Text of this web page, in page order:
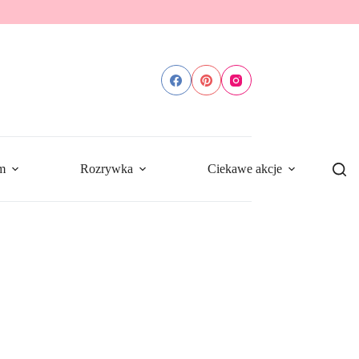
Rozrywka Ciekawe akcje